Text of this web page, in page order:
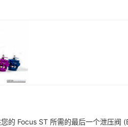
Focus ST 所需的最后一个泄压阀